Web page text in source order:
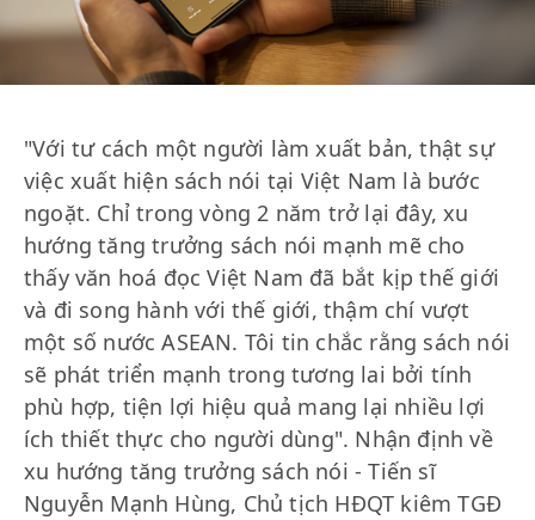
"Với tư cách một người làm xuất bản, thật sự
việc xuất hiện sách nói tại Việt Nam là bước
ngoặt. Chỉ trong vòng 2 năm trở lại đây, xu
hướng tăng trưởng sách nói mạnh mẽ cho
thấy văn hoá đọc Việt Nam đã bắt kịp thế giới
và đi song hành với thế giới, thậm chí vượt
một số nước ASEAN. Tôi tin chắc rằng sách nói
sẽ phát triển mạnh trong tương lai bởi tính
phù hợp, tiện lợi hiệu quả mang lại nhiều lợi
ích thiết thực cho người dùng". Nhận định về
xu hướng tăng trưởng sách nói - Tiến sĩ
Nguyễn Mạnh Hùng, Chủ tịch HĐQT kiêm TGĐ